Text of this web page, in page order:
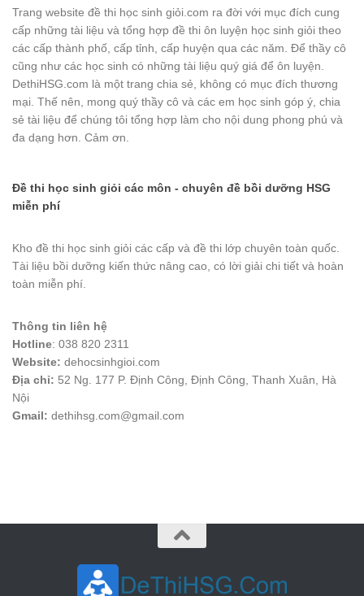
Trang website đề thi học sinh giỏi.com ra đời với mục đích cung
cấp những tài liệu và tổng hợp đề thi ôn luyện học sinh giỏi theo
các cấp thành phố, cấp tỉnh, cấp huyện qua các năm. Để thầy cô
cũng như các học sinh có những tài liệu quý giá để ôn luyện.
DethiHSG.com là một trang chia sẻ, không có mục đích thương
mại. Thế nên, mong quý thầy cô và các em học sinh góp ý, chia
sẻ tài liệu để chúng tôi tổng hợp làm cho nội dung phong phú và
đa dạng hơn. Cảm ơn.
Đề thi học sinh giỏi các môn - chuyên đề bồi dưỡng HSG
miễn phí
Kho đề thi học sinh giỏi các cấp và đề thi lớp chuyên toàn quốc.
Tài liệu bồi dưỡng kiến thức nâng cao, có lời giải chi tiết và hoàn
toàn miễn phí.
Thông tin liên hệ
Hotline: 038 820 2311
Website: dehocsinhgioi.com
Địa chỉ: 52 Ng. 177 P. Định Công, Định Công, Thanh Xuân, Hà
Nội
Gmail: dethihsg.com@gmail.com